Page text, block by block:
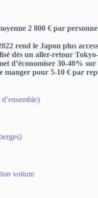
2 800 € par
rend le Japon plus
dès un aller-retour
d’économiser 30-40%
pour 5-10 € par
voiture